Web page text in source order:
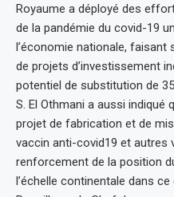
Royaume a déployé des
de la pandémie du covid-19
l’économie nationale, faisant
de projets d’investissement
potentiel de substitution de
S. El Othmani a aussi indiqué
projet de fabrication et de
vaccin anti-covid19 et autres
renforcement de la position
l’échelle continentale dans ce